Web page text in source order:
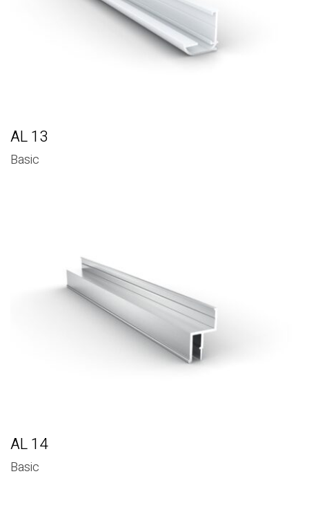
AL 13
Basic
AL 14
Basic